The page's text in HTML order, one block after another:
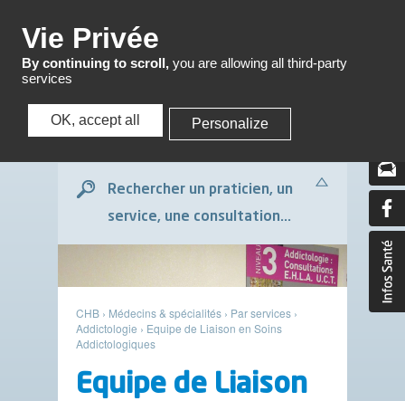
Menu
Rechercher un praticien, un
service, une consultation...
CHB › Médecins & spécialités › Par services ›
Addictologie › Equipe de Liaison en Soins
Addictologiques
Equipe de Liaison
Vie Privée
By continuing to scroll, you are allowing all third-party
services
OK, accept all Personalize